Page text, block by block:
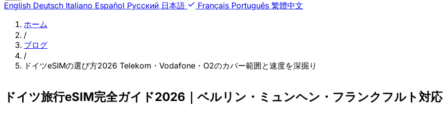
English Deutsch Italiano Español Русский 日本語 Français Português 繁體中文
ホーム
/
ブログ
/
ドイツeSIMの選び方2026 Telekom・Vodafone・O2のカバー範囲と速度を深掘り
ドイツ旅行eSIM完全ガイド2026｜ベルリン・ミュンヘン・フランクフルト対応